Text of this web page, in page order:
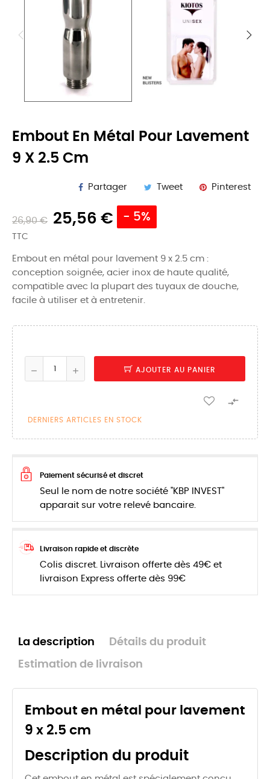
Embout En Métal Pour Lavement
9 X 2.5 Cm
Partager Tweet Pinterest
26,90 € 25,56 € - 5%
TTC
Embout en métal pour lavement 9 x 2.5 cm :
conception soignée, acier inox de haute qualité,
compatible avec la plupart des tuyaux de douche,
facile à utiliser et à entretenir.
AJOUTER AU PANIER

DERNIERS ARTICLES EN STOCK
Paiement sécurisé et discret
Seul le nom de notre société "KBP INVEST"
apparait sur votre relevé bancaire.
Livraison rapide et discrète
Colis discret. Livraison offerte dès 49€ et
livraison Express offerte dès 99€
La description Détails du produit
Estimation de livraison
Embout en métal pour lavement
9 x 2.5 cm
Description du produit